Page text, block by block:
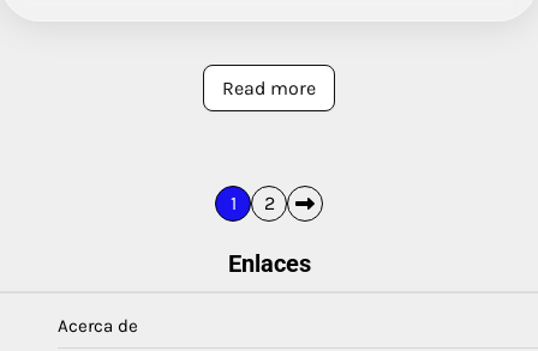
Read more
1 2
Enlaces
Acerca de